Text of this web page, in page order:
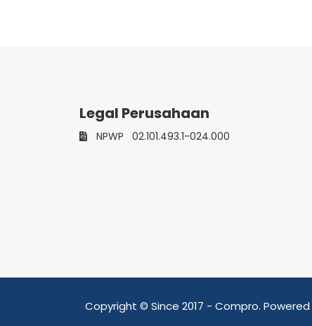
Legal Perusahaan
NPWP 02.101.493.1-024.000
Copyright © Since 2017 - Compro. Powered